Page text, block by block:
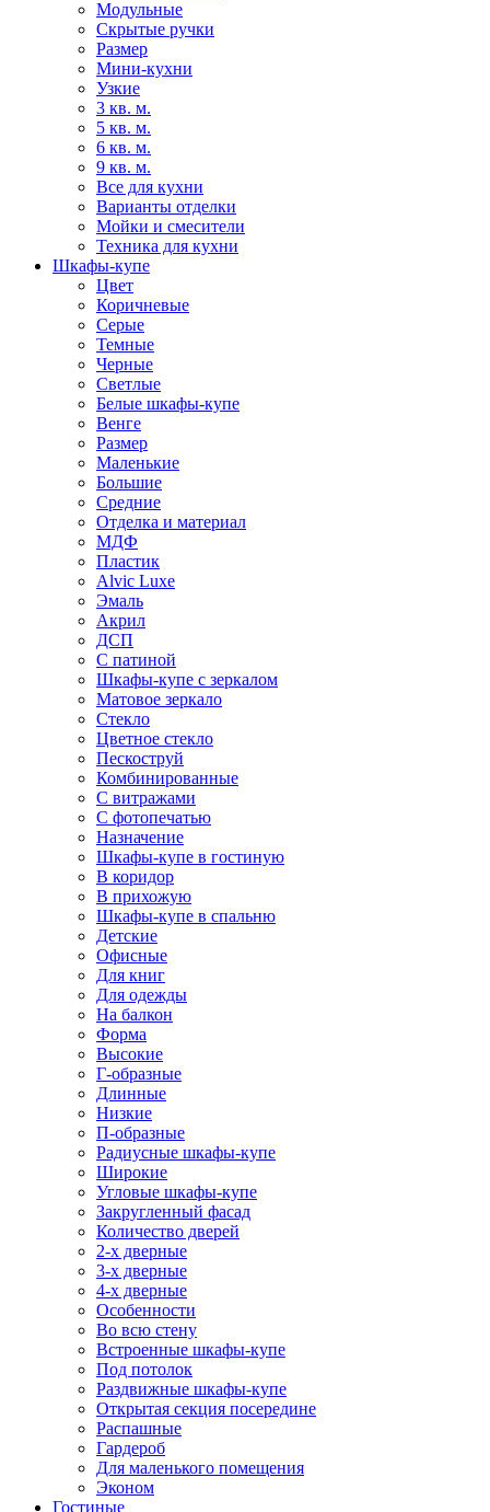
Модульные
Скрытые ручки
Размер
Мини-кухни
Узкие
3 кв. м.
5 кв. м.
6 кв. м.
9 кв. м.
Все для кухни
Варианты отделки
Мойки и смесители
Техника для кухни
Шкафы-купе
Цвет
Коричневые
Серые
Темные
Черные
Светлые
Белые шкафы-купе
Венге
Размер
Маленькие
Большие
Средние
Отделка и материал
МДФ
Пластик
Alvic Luxe
Эмаль
Акрил
ДСП
С патиной
Шкафы-купе с зеркалом
Матовое зеркало
Стекло
Цветное стекло
Пескоструй
Комбинированные
С витражами
С фотопечатью
Назначение
Шкафы-купе в гостиную
В коридор
В прихожую
Шкафы-купе в спальню
Детские
Офисные
Для книг
Для одежды
На балкон
Форма
Высокие
Г-образные
Длинные
Низкие
П-образные
Радиусные шкафы-купе
Широкие
Угловые шкафы-купе
Закругленный фасад
Количество дверей
2-х дверные
3-х дверные
4-х дверные
Особенности
Во всю стену
Встроенные шкафы-купе
Под потолок
Раздвижные шкафы-купе
Открытая секция посередине
Распашные
Гардероб
Для маленького помещения
Эконом
Гостиные